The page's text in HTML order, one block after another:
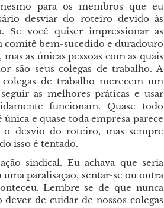
para os membros que eu
desviar do roteiro devido às
Se você quiser impressionar as
comitê bem-sucedido e duradouro
as únicas pessoas com as quais
são seus colegas de trabalho. A
de trabalho merecem um
as melhores práticas e usar
funcionam. Quase todo
e quase toda empresa parece
o desvio do roteiro, mas sempre
isso é tentado.
sindical. Eu achava que seria
paralisação, sentar-se ou outra
Lembre-se de que nunca
de cuidar de nossos colegas